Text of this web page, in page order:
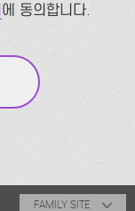
에 동의합니다.
FAMILY SITE